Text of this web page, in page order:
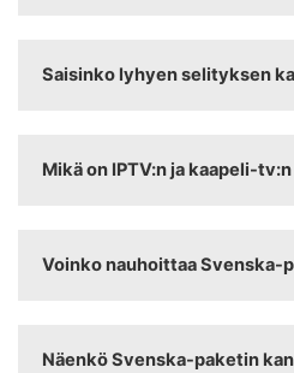
Saisinko lyhyen selityksen
Mikä on IPTV:n ja kaapeli-
Voinko nauhoittaa Svenska-
Näenkö Svenska-paketin